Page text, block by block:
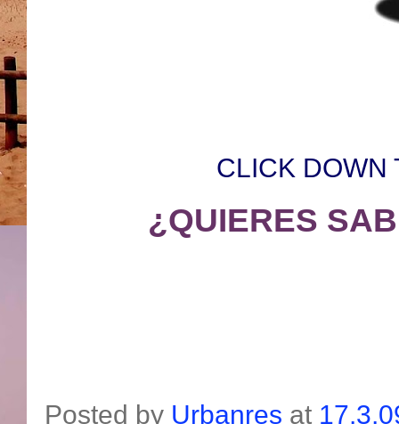
CLICK DOWN
¿QUIERES
Posted by Urbanres at